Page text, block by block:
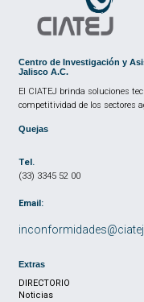
Centro de Investigación y
Jalisco A.C.
El CIATEJ brinda soluciones
competitividad de los sectores
Quejas
Tel.
(33) 3345 52 00
Email:
Extras
DIRECTORIO
Noticias